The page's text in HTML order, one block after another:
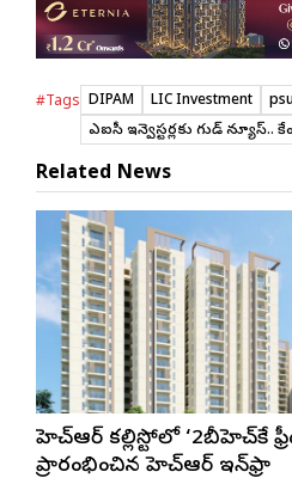
#Tags DIPAM LIC Investment
psu
ఎల్ఐసీ ఇన్వెస్టర్లకు గుడ్ న్యూస్..
Related News
జీహెచ్ఆర్ కల్లిస్టోలో ‘2బీహెచ్‌కే
ప్రారంభించిన జీహెచ్ఆర్ ఇన్‌ఫ్రా